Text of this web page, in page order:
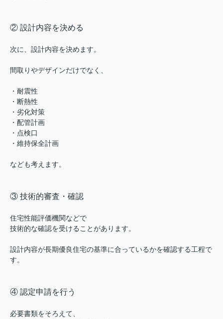
② 設計内容を決める
次に、設計内容を決めます。
間取りやデザインだけでなく、
・耐震性
・断熱性
・劣化対策
・配管計画
・点検口
・維持保全計画
なども考えます。
③ 技術的審査・確認
住宅性能評価機関などで
技術的な確認を受けることがあります。
設計内容が長期優良住宅の基準に合っているかを確認する工程で
す。
④ 認定申請を行う
必要書類をそろえて、